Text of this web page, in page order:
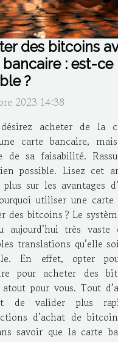
des bitcoins
: est-ce
?
2023 14:38
acheter de la
carte bancaire,
de sa faisabilité.
possible. Lisez cet
plus sur les avantages
utiliser une carte
des bitcoins ? Le
aujourd’hui très
translations qu’elle
En effet, opter
pour acheter des
pour vous. Tout
de valider plus
d’achat de
savoir que la carte